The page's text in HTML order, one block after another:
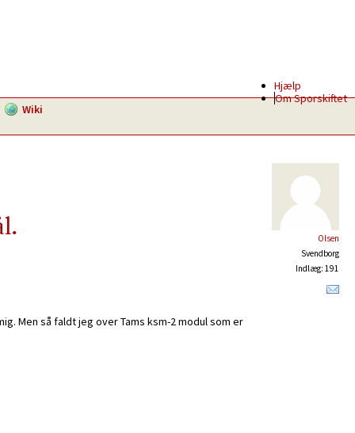
Hjælp
Om Sporskiftet
Wiki
Olsen
Svendborg
Indlæg: 191
Men så faldt jeg over Tams ksm-2 modul som er